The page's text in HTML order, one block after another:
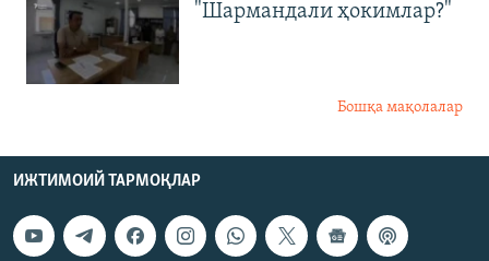
"Шармандали ҳокимлар?"
Бошқа мақолалар
ИЖТИМОИЙ ТАРМОҚЛАР